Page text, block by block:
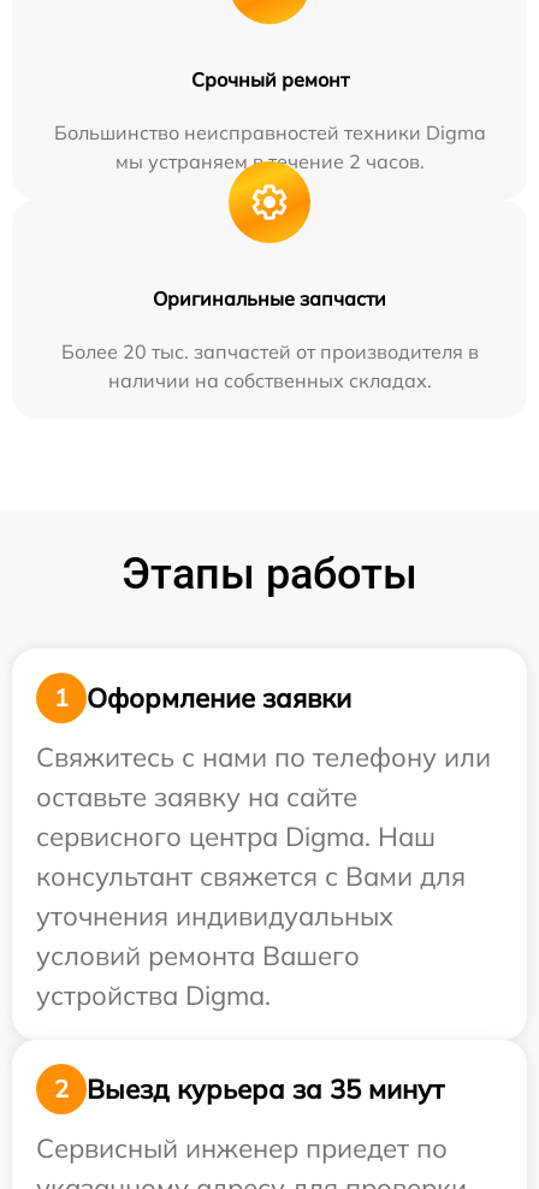
Срочный ремонт
Большинство неисправностей техники Digma
мы устраняем в течение 2 часов.
Оригинальные запчасти
Более 20 тыс. запчастей от производителя в
наличии на собственных складах.
Этапы работы
1
Оформление заявки
Свяжитесь с нами по телефону или
оставьте заявку на сайте
сервисного центра Digma. Наш
консультант свяжется с Вами для
уточнения индивидуальных
условий ремонта Вашего
устройства Digma.
2
Выезд курьера за 35 минут
Сервисный инженер приедет по